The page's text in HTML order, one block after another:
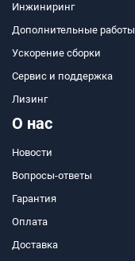
Инжиниринг
Дополнительные работы
Ускорение сборки
Сервис и поддержка
Лизинг
О нас
Новости
Вопросы-ответы
Гарантия
Оплата
Доставка